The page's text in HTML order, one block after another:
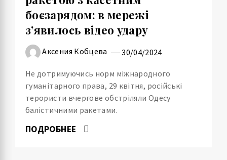
боєзарядом: в мережі
з’явилось відео удару
Аксения Кобцева 30/04/2024
Не дотримуючись норм міжнародного
гуманітарного права, 29 квітня, російські
терористи вчергове обстріляли Одесу
балістичними ракетами.
ПОДРОБНЕЕ